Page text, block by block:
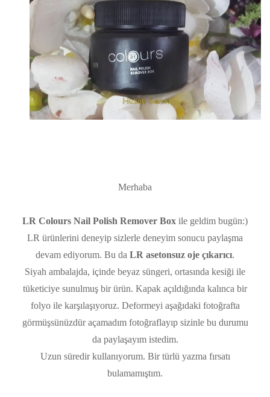
Merhaba
LR Colours Nail Polish Remover Box ile geldim bugün:)
LR ürünlerini deneyip sizlerle deneyim sonucu paylaşma
devam ediyorum. Bu da LR asetonsuz oje çıkarıcı.
Siyah ambalajda, içinde beyaz süngeri, ortasında kesiği ile
tüketiciye sunulmuş bir ürün. Kapak açıldığında kalınca bir
folyo ile karşılaşıyoruz. Deformeyi aşağıdaki fotoğrafta
görmüşsünüzdür açamadım fotoğraflayıp sizinle bu durumu
da paylaşayım istedim.
Uzun süredir kullanıyorum. Bir türlü yazma fırsatı
bulamamıştım.